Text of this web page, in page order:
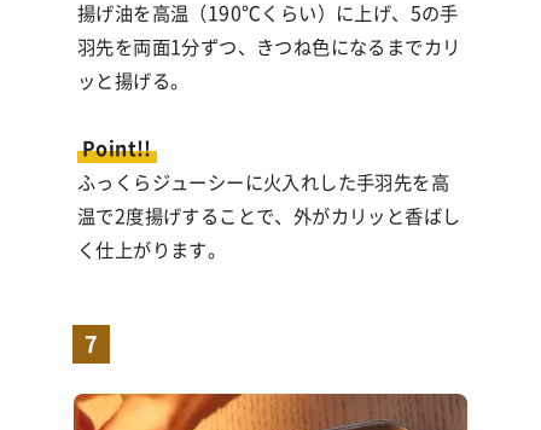
揚げ油を高温（ 190℃ くらい）に上げ、5の手
羽先を両面1分ずつ、きつね色になるまでカリ
ッと揚げる。
Point!!
ふっくらジューシーに火入れした手羽先を高
温で2度揚げすることで、外がカリッと香ばし
く仕上がります。
7